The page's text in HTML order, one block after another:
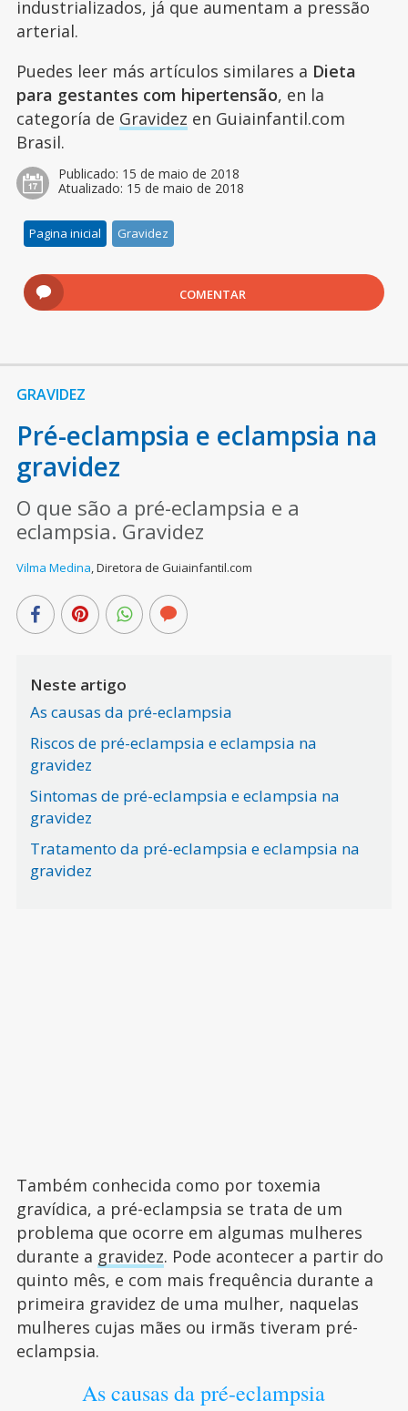
industrializados, já que aumentam a pressão
arterial.
Puedes leer más artículos similares a Dieta
para gestantes com hipertensão, en la
categoría de Gravidez en Guiainfantil.com
Brasil.
Publicado: 15 de maio de 2018
Atualizado: 15 de maio de 2018
Pagina inicial Gravidez
COMENTAR
GRAVIDEZ
Pré-eclampsia e eclampsia na
gravidez
O que são a pré-eclampsia e a
eclampsia. Gravidez
Vilma Medina,Diretora de Guiainfantil.com
Neste artigo
As causas da pré-eclampsia
Riscos de pré-eclampsia e eclampsia na
gravidez
Sintomas de pré-eclampsia e eclampsia na
gravidez
Tratamento da pré-eclampsia e eclampsia na
gravidez
Também conhecida como por toxemia
gravídica, a pré-eclampsia se trata de um
problema que ocorre em algumas mulheres
durante a gravidez. Pode acontecer a partir do
quinto mês, e com mais frequência durante a
primeira gravidez de uma mulher, naquelas
mulheres cujas mães ou irmãs tiveram pré-
eclampsia.
As causas da pré-eclampsia